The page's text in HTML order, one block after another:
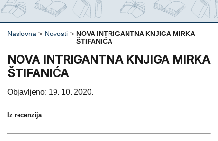
Naslovna > Novosti > NOVA INTRIGANTNA KNJIGA MIRKA
ŠTIFANIĆA
NOVA INTRIGANTNA KNJIGA MIRKA
ŠTIFANIĆA
Objavljeno: 19. 10. 2020.
Iz recenzija